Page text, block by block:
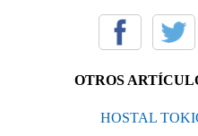
OTROS
HOSTAL